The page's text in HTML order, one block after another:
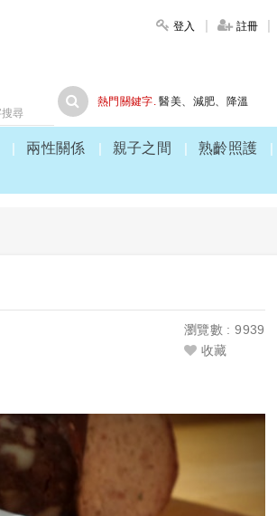
登入 註冊
熱門關鍵字. 醫美、 減肥、 降溫
兩性關係 親子之間 熟齡照護
瀏覽數 : 9939
收藏